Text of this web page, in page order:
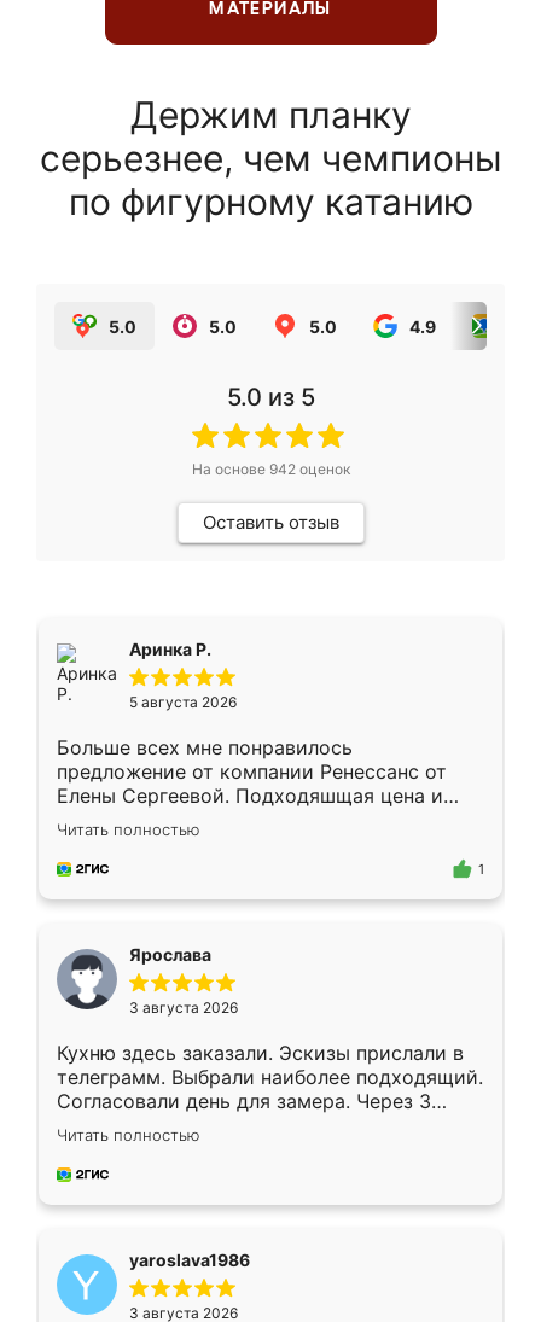
МАТЕРИАЛЫ
Держим планку
серьезнее, чем чемпионы
по фигурному катанию
5.0 5.0 5.0 4.9
5.0 из 5
На основе 942оценок
Оставить отзыв
Аринка Р.
5 августа 2026
Больше всех мне понравилось
предложение от компании Ренессанс от
Елены Сергеевой. Подходяшщая цена и
короткие сроки изготовления. Приехавший
для замера сотрудник Владислав
предложил по моему эскизу самый
Читать полностью
1
Ярослава
3 августа 2026
Кухню здесь заказали. Эскизы прислали в
телеграмм. Выбрали наиболее подходящий.
Согласовали день для замера. Через 3
недели кухня была уже готова. Остались
довольны работой. Спасибо Ренессанс
мебель за качественную работу!
Читать полностью
yaroslava1986
3 августа 2026